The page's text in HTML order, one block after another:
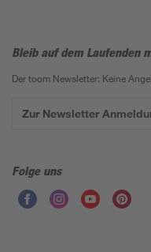
Bleib auf dem Laufenden
Der toom Newsletter: Keine
Zur Newsletter
Folge uns